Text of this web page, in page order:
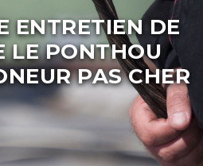
ENTRETIEN DE
LE PONTHOU
PAS CHER